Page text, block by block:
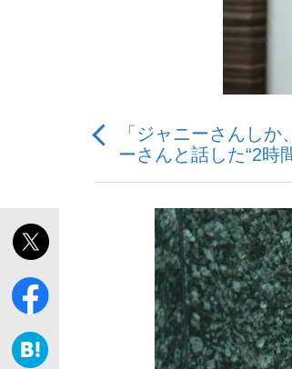
大阪税関が見つけた中
「善か悪かはどちらで
終戦から81年
私のあのとき、私のい
「ジャニーさんし
ーさんと話した“2時